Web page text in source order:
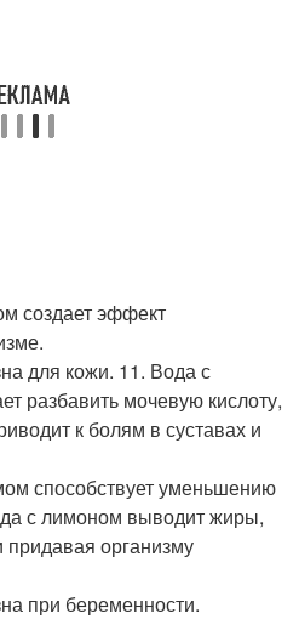
создает эффект
для кожи. 11. Вода с
разбавить мочевую кислоту,
к болям в суставах и
способствует уменьшению
с лимоном выводит жиры,
организму
при беременности.